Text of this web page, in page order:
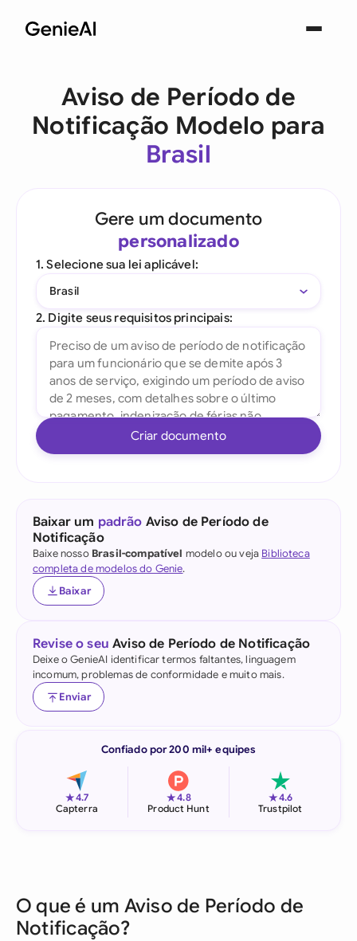
Aviso de Período de
Notificação Modelo para
Brasil
Gere um documento
personalizado
1. Selecione sua lei aplicável:
Brasil
2. Digite seus requisitos principais:
Criar documento
Baixar um padrão Aviso de Período de
Notificação
Baixe nosso Brasil-compatível modelo ou veja Biblioteca
completa de modelos do Genie.
Baixar
Revise o seu Aviso de Período de Notificação
Deixe o GenieAI identificar termos faltantes, linguagem
incomum, problemas de conformidade e muito mais.
Enviar
Confiado por 200 mil+ equipes
★4.7
Capterra
★4.8
Product Hunt
★4.6
Trustpilot
O que é um Aviso de Período de
Notificação?